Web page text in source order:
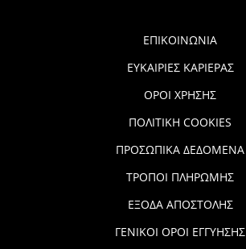
ΕΠΙΚΟΙΝΩΝΙΑ
ΕΥΚΑΙΡΙΕΣ ΚΑΡΙΕΡΑΣ
ΟΡΟΙ ΧΡΗΣΗΣ
ΠΟΛΙΤΙΚΗ COOKIES
ΠΡΟΣΩΠΙΚΑ ΔΕΔΟΜΕΝΑ
ΤΡΟΠΟΙ ΠΛΗΡΩΜΗΣ
ΕΞΟΔΑ ΑΠΟΣΤΟΛΗΣ
ΓΕΝΙΚΟΙ ΟΡΟΙ ΕΓΓΥΗΣΗΣ